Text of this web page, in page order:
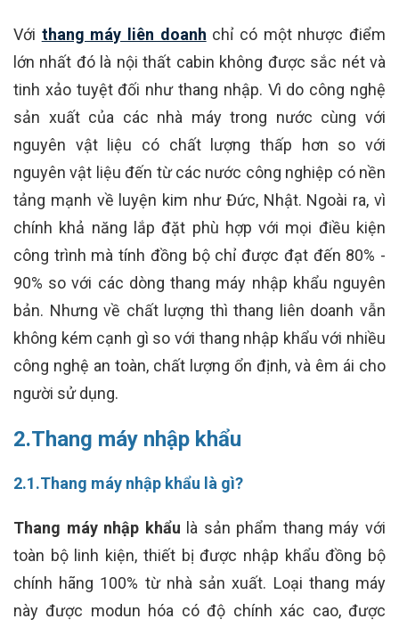
Với thang máy liên doanh chỉ có một nhược điểm
lớn nhất đó là nội thất cabin không được sắc nét và
tinh xảo tuyệt đối như thang nhập. Vì do công nghệ
sản xuất của các nhà máy trong nước cùng với
nguyên vật liệu có chất lượng thấp hơn so với
nguyên vật liệu đến từ các nước công nghiệp có nền
tảng mạnh về luyện kim như Đức, Nhật. Ngoài ra, vì
chính khả năng lắp đặt phù hợp với mọi điều kiện
công trình mà tính đồng bộ chỉ được đạt đến 80% -
90% so với các dòng thang máy nhập khẩu nguyên
bản. Nhưng về chất lượng thì thang liên doanh vẫn
không kém cạnh gì so với thang nhập khẩu với nhiều
công nghệ an toàn, chất lượng ổn định, và êm ái cho
người sử dụng.
2.Thang máy nhập khẩu
2.1.Thang máy nhập khẩu là gì?
Thang máy nhập khẩu là sản phẩm thang máy với
toàn bộ linh kiện, thiết bị được nhập khẩu đồng bộ
chính hãng 100% từ nhà sản xuất. Loại thang máy
này được modun hóa có độ chính xác cao, được